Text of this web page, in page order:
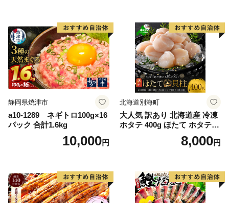
切り身 魚 わけあり
静岡県焼津市
a10-1289 ネギトロ100g×16
パック 合計1.6kg
10,000円
北海道別海町
大人気 訳あり 北海道産 冷凍
ホタテ 400g ほたて ホタテ
8,000円